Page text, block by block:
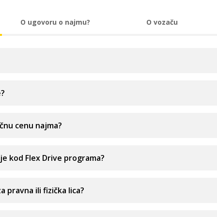
O ugovoru o najmu? O vozaču
cenu najma?
kod Flex Drive programa?
pravna ili fizička lica?